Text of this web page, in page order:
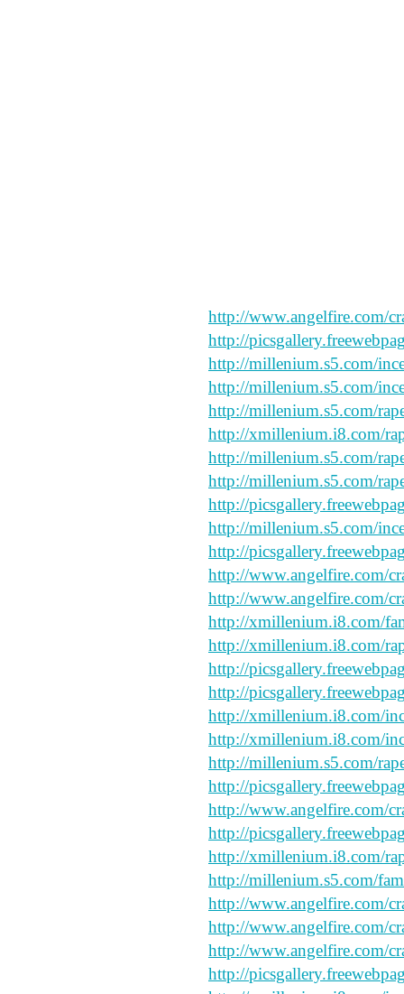
http://www.angelfire.com/
http://
http://millenium.s5.com/
http://millenium.s5.com/
http://millenium.s5.com/
http://xmillenium.i8.com/
http://millenium.s5.com/
http://millenium.s5.com/
http://
http://millenium.s5.com/
http://
http://www.angelfire.com/
http://www.angelfire.com/
http://xmillenium.i8.com/
http://xmillenium.i8.com/
http://
http://
http://xmillenium.i8.com/
http://xmillenium.i8.com/
http://millenium.s5.com/
http://
http://www.angelfire.com/
http://
http://xmillenium.i8.com/
http://millenium.s5.com/
http://www.angelfire.com/
http://www.angelfire.com/
http://www.angelfire.com/
http://